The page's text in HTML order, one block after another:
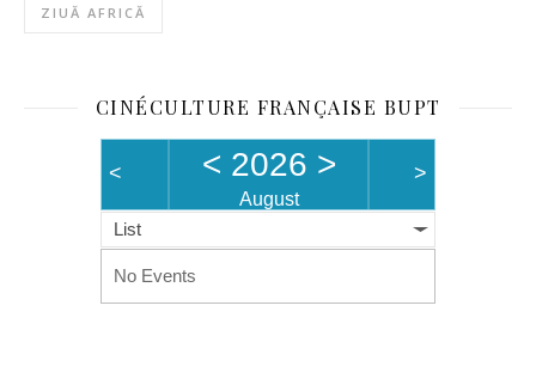
ZIUĂ AFRICĂ
CINÉCULTURE FRANÇAISE BUPT
< < 2026 >
August
>
List
No Events